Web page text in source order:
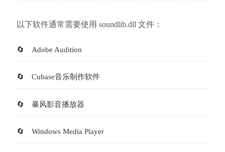
以下软件通常需要使用 soundlib.dll 文件：
Adobe Audition
Cubase音乐制作软件
暴风影音播放器
Windows Media Player